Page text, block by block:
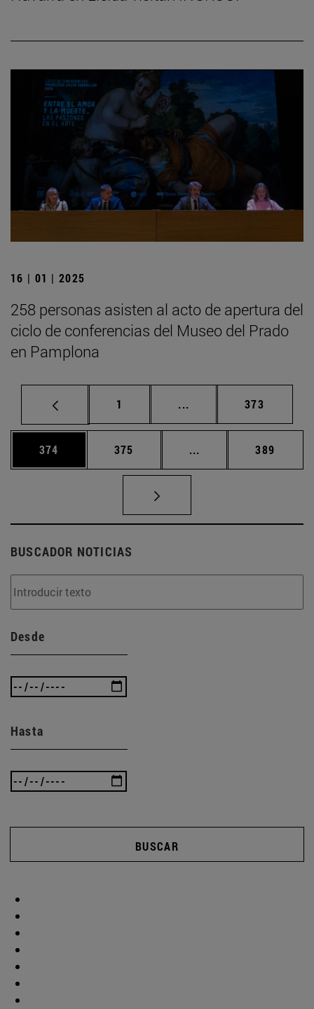
16 | 01 | 2025
258 personas asisten al acto de apertura del
ciclo de conferencias del Museo del Prado
en Pamplona
Página
1 ... Páginas intermedias
Página
373
Página
374 Página
375 ... Páginas intermedias
Página
389
BUSCADOR NOTICIAS
Desde
Hasta
BUSCAR